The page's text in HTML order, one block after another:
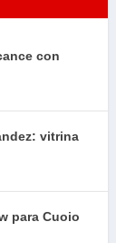
con
vitrina
para Cuoio